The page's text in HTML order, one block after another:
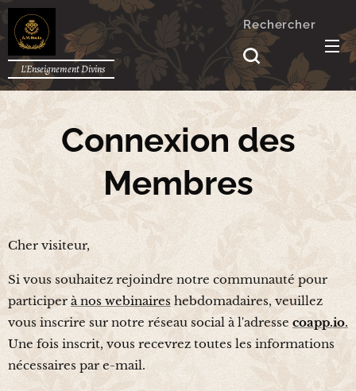
L'Enseignement Divins
Rechercher
Connexion des
Membres
Cher visiteur,
Si vous souhaitez rejoindre notre communauté pour
participerà nos webinaireshebdomadaires, veuillez
vous inscrire sur notre réseau social à l'adressecoapp.io.
Une fois inscrit, vous recevrez toutes les informations
nécessaires par e-mail.